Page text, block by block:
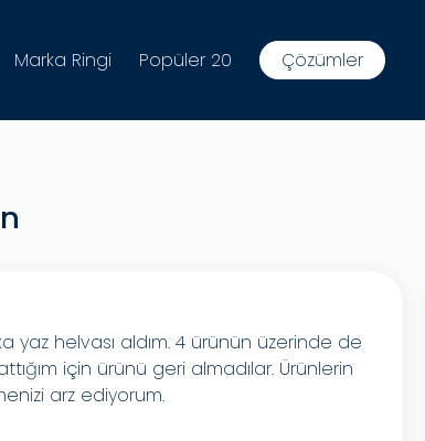
Marka Ringi Popüler 20 Çözümler
yaz helvası aldım. 4 ürünün üzerinde de
için ürünü geri almadılar. Ürünlerin
arz ediyorum.